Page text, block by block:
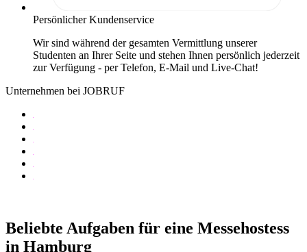
Persönlicher Kundenservice
Wir sind während der gesamten Vermittlung unserer
Studenten an Ihrer Seite und stehen Ihnen persönlich jederzeit
zur Verfügung - per Telefon, E-Mail und Live-Chat!
Unternehmen bei JOBRUF
Beliebte Aufgaben für eine Messehostess
in Hamburg